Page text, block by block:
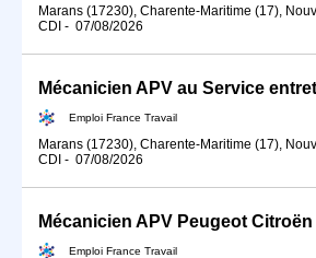
Marans (17230), Charente-Maritime (17),
CDI - 07/08/2026
Emploi France Travail
Marans (17230), Charente-Maritime (17),
CDI - 07/08/2026
Emploi France Travail